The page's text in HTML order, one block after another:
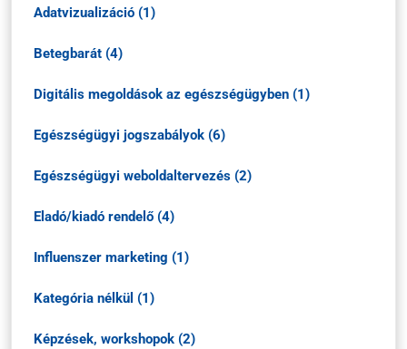
Adatvizualizáció (1)
Betegbarát (4)
Digitális megoldások az egészségügyben (1)
Egészségügyi jogszabályok (6)
Egészségügyi weboldaltervezés (2)
Eladó/kiadó rendelő (4)
Influenszer marketing (1)
Kategória nélkül (1)
Képzések, workshopok (2)